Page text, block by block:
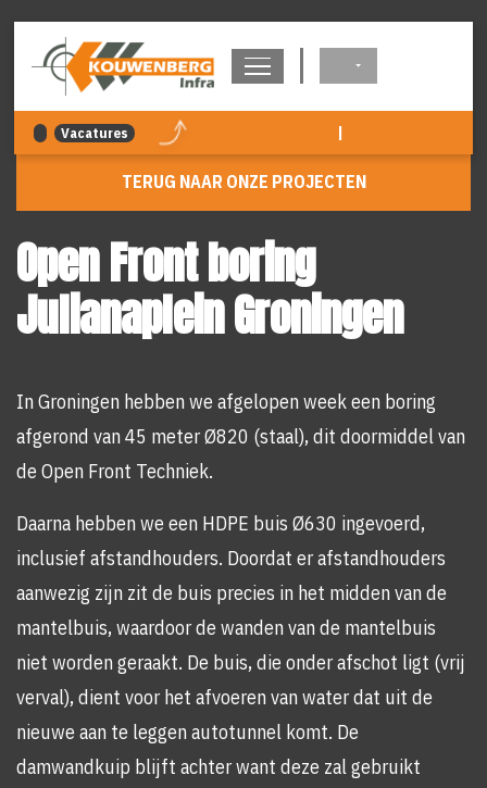
Vacatures |
TERUG NAAR ONZE PROJECTEN
Open Front boring
Julianaplein Groningen
In Groningen hebben we afgelopen week een boring
afgerond van 45 meter Ø820 (staal), dit doormiddel van
de Open Front Techniek.
Daarna hebben we een HDPE buis Ø630 ingevoerd,
inclusief afstandhouders. Doordat er afstandhouders
aanwezig zijn zit de buis precies in het midden van de
mantelbuis, waardoor de wanden van de mantelbuis
niet worden geraakt. De buis, die onder afschot ligt (vrij
verval), dient voor het afvoeren van water dat uit de
nieuwe aan te leggen autotunnel komt. De
damwandkuip blijft achter want deze zal gebruikt